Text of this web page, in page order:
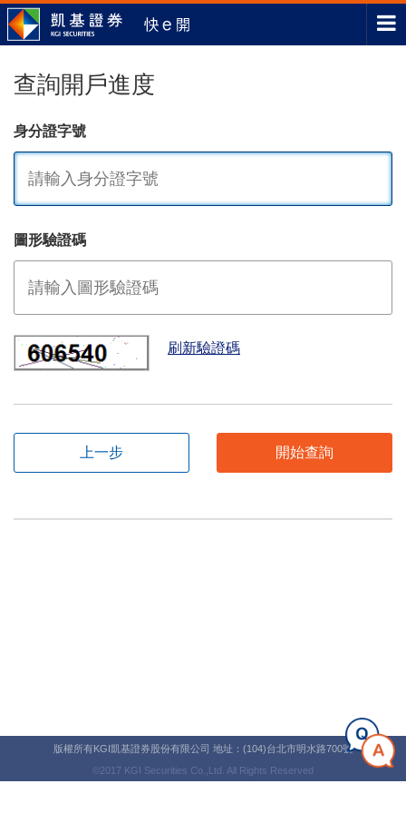
查詢開戶進度
身分證字號
圖形驗證碼
刷新驗證碼
上一步 開始查詢
版權所有KGI凱基證券股份有限公司 地址：(104)台北市明水路700號
©2017 KGI Securities Co.,Ltd. All Rights Reserved